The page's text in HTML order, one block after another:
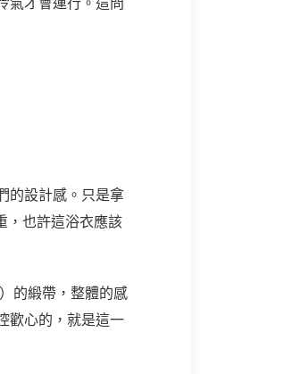
的設計感。只是拿
，也許這浴衣應該
的緞帶，整體的感
歡心的，就是這一